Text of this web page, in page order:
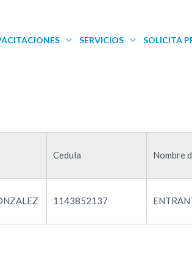
SERVICIOS SOLICITA
Cedula Nombre
1143852137